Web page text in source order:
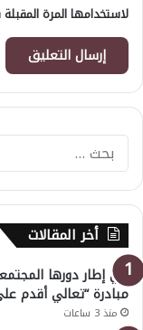
لاستخدامها المرة
أخر المقالات
مبادرة “تعالي أقدم
منذ 3 ساعات